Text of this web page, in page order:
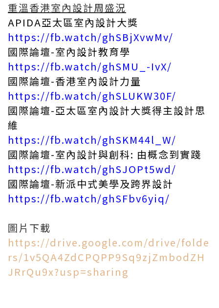
重溫香港室內設計周盛況
APIDA亞太區室內設計大獎
https://fb.watch/ghSBjXvwMv/
國際論壇-室內設計教育學
https://fb.watch/ghSMU_-IvX/
國際論壇-香港室內設計力量
https://fb.watch/ghSLUKW30F/
國際論壇-亞太區室內設計大獎得主設計思
維
https://fb.watch/ghSKM44l_W/
國際論壇-室內設計與創科: 由概念到實踐
https://fb.watch/ghSJOPt5wd/
國際論壇-新派中式美學及跨界設計
https://fb.watch/ghSFbv6yiq/
圖片下載
https://drive.google.com/drive/folde
rs/1v5QA4ZdCPQPP9Sq9zjZmbodZH
JRrQu9x?usp=sharing